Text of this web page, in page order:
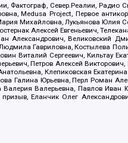
Север.Реалии, Радио
Medusa Project, Первое
Михайловна, Лукьянова Юлия
Алексей Евгеньевич,
Великовский
Гавриловна, Костылева
Виталий Сергеевич, Кильтау
Петров Алексей
Клепиковская
Галина Юрьевна, Перл Роман
Валерьевна, Павлов Иван
Еланчик Олег